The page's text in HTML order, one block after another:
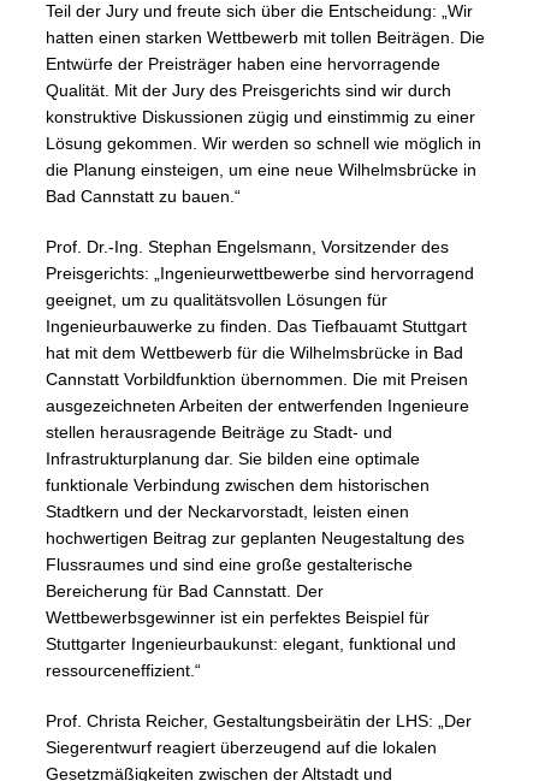
Teil der Jury und freute sich über die Entscheidung: „Wir
hatten einen starken Wettbewerb mit tollen Beiträgen. Die
Entwürfe der Preisträger haben eine hervorragende
Qualität. Mit der Jury des Preisgerichts sind wir durch
konstruktive Diskussionen zügig und einstimmig zu einer
Lösung gekommen. Wir werden so schnell wie möglich in
die Planung einsteigen, um eine neue Wilhelmsbrücke in
Bad Cannstatt zu bauen.“
Prof. Dr.-Ing. Stephan Engelsmann, Vorsitzender des
Preisgerichts: „Ingenieurwettbewerbe sind hervorragend
geeignet, um zu qualitätsvollen Lösungen für
Ingenieurbauwerke zu finden. Das Tiefbauamt Stuttgart
hat mit dem Wettbewerb für die Wilhelmsbrücke in Bad
Cannstatt Vorbildfunktion übernommen. Die mit Preisen
ausgezeichneten Arbeiten der entwerfenden Ingenieure
stellen herausragende Beiträge zu Stadt- und
Infrastrukturplanung dar. Sie bilden eine optimale
funktionale Verbindung zwischen dem historischen
Stadtkern und der Neckarvorstadt, leisten einen
hochwertigen Beitrag zur geplanten Neugestaltung des
Flussraumes und sind eine große gestalterische
Bereicherung für Bad Cannstatt. Der
Wettbewerbsgewinner ist ein perfektes Beispiel für
Stuttgarter Ingenieurbaukunst: elegant, funktional und
ressourceneffizient.“
Prof. Christa Reicher, Gestaltungsbeirätin der LHS: „Der
Siegerentwurf reagiert überzeugend auf die lokalen
Gesetzmäßigkeiten zwischen der Altstadt und